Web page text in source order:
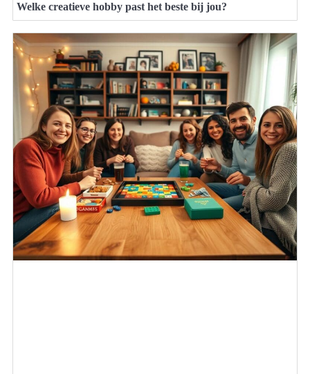
Welke creatieve hobby past het beste bij jou?